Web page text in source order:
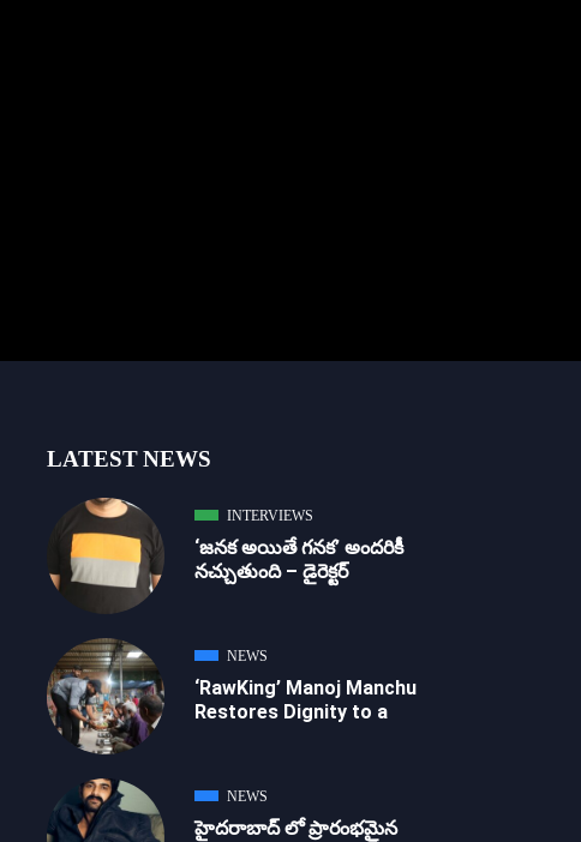
LATEST NEWS
INTERVIEWS
‘జ‌న‌క అయితే గ‌న‌క‌’ అందరికీ
నచ్చుతుంది – డైరెక్ట‌ర్
NEWS
‘RawKing’ Manoj Manchu
Restores Dignity to a
NEWS
హైదరాబాద్ లో ప్రారంభమైన